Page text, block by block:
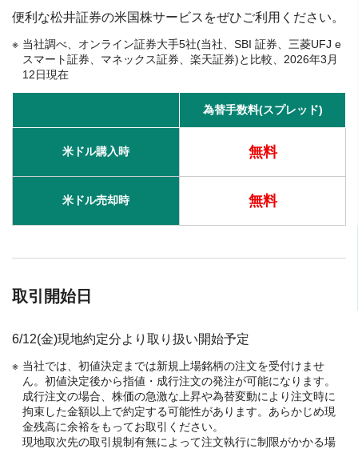
便利な松井証券の米国株サービスをぜひご利用ください。
当社調べ、オンライン証券大手5社(当社、SBI 証券、三菱UFJ e
スマート証券、マネックス証券、楽天証券)と比較、2026年3月
12日現在
為替手数料(スプレッド)
米ドル購入時 無料
米ドル売却時 無料
取引開始日
6/12(金)現地約定分より取り扱い開始予定
当社では、初値決定までは新規上場銘柄の注文を受付けませ
ん。初値決定後から指値・成行注文の発注が可能になります。
成行注文の場合、株価の急激な上昇や為替変動により注文時に
拘束した金額以上で約定する可能性があります。あらかじめ現
金残高に余裕をもってお取引ください。
現地取次先の取引規制有無によって注文執行に制限がかかる場